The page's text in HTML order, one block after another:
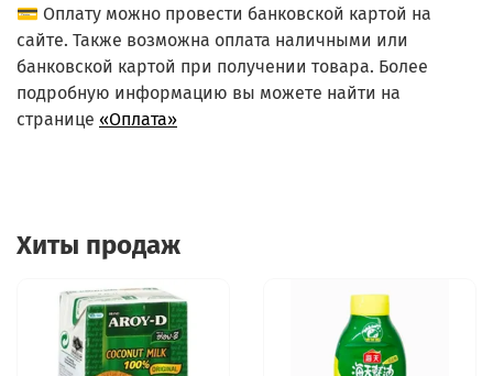
💳 Оплату можно провести банковской картой на
сайте. Также возможна оплата наличными или
банковской картой при получении товара. Более
подробную информацию вы можете найти на
странице «Оплата»
Хиты продаж